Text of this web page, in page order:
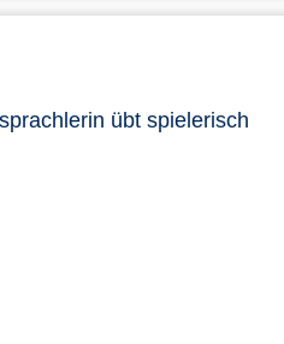
übt spielerisch